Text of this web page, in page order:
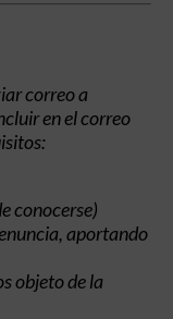
correo a
en el correo
conocerse)
aportando
objeto de la